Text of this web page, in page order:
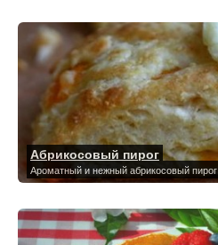
Абрикосовый пирог
Ароматный и нежный абрикосовый пирог